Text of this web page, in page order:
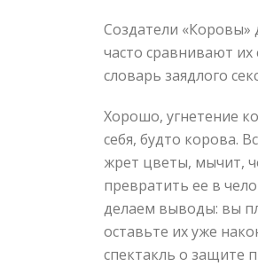
Создатели «Коровы»
часто сравнивают
словарь заядлого
Хорошо, угнетение
себя, будто корова.
жрет цветы, мычит,
превратить ее в
делаем выводы: вы
оставьте их уже
спектакль о защите